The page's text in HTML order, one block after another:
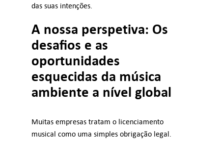
das suas intenções.
A nossa perspetiva: Os
desafios e as
oportunidades
esquecidas da música
ambiente a nível global
Muitas empresas tratam o licenciamento
musical como uma simples obrigação legal.